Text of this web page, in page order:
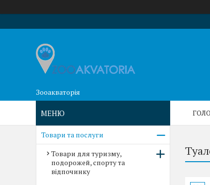
Зооакваторія
Товари та послуги
Товари для туризму,
подорожей, спорту та
відпочинку